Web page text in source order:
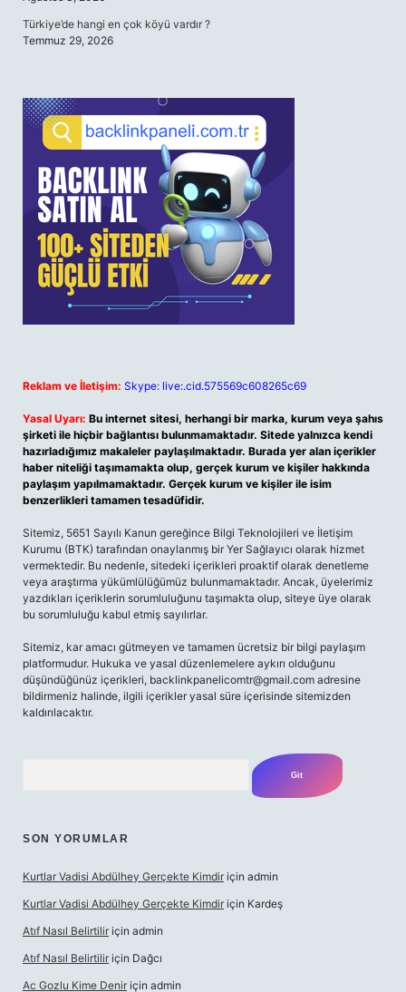
Türkiye’de hangi en çok köyü vardır ?
Temmuz 29, 2026
Reklam ve İletişim: Skype: live:.cid.575569c608265c69
Yasal Uyarı: Bu internet sitesi, herhangi bir marka, kurum veya şahıs
şirketi ile hiçbir bağlantısı bulunmamaktadır. Sitede yalnızca kendi
hazırladığımız makaleler paylaşılmaktadır. Burada yer alan içerikler
haber niteliği taşımamakta olup, gerçek kurum ve kişiler hakkında
paylaşım yapılmamaktadır. Gerçek kurum ve kişiler ile isim
benzerlikleri tamamen tesadüfidir.
Sitemiz, 5651 Sayılı Kanun gereğince Bilgi Teknolojileri ve İletişim
Kurumu (BTK) tarafından onaylanmış bir Yer Sağlayıcı olarak hizmet
vermektedir. Bu nedenle, sitedeki içerikleri proaktif olarak denetleme
veya araştırma yükümlülüğümüz bulunmamaktadır. Ancak, üyelerimiz
yazdıkları içeriklerin sorumluluğunu taşımakta olup, siteye üye olarak
bu sorumluluğu kabul etmiş sayılırlar.
Sitemiz, kar amacı gütmeyen ve tamamen ücretsiz bir bilgi paylaşım
platformudur. Hukuka ve yasal düzenlemelere aykırı olduğunu
düşündüğünüz içerikleri, backlinkpanelicomtr@gmail.com adresine
bildirmeniz halinde, ilgili içerikler yasal süre içerisinde sitemizden
kaldırılacaktır.
SON YORUMLAR
Kurtlar Vadisi Abdülhey Gerçekte Kimdir için admin
Kurtlar Vadisi Abdülhey Gerçekte Kimdir için Kardeş
Atıf Nasıl Belirtilir için admin
Atıf Nasıl Belirtilir için Dağcı
Ac Gozlu Kime Denir için admin